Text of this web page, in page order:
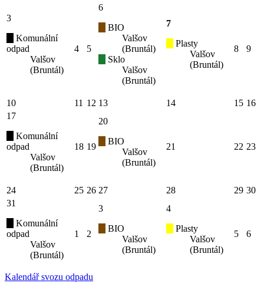
3
Komunální
odpad
Valšov
(Bruntál)
4 5
6
BIO
Valšov
(Bruntál)
Sklo
Valšov
(Bruntál)
7
Plasty
Valšov
(Bruntál)
8 9
10 11 12 13 14 15 16
17
Komunální
odpad
Valšov
(Bruntál)
18 19
20
BIO
Valšov
(Bruntál)
21 22 23
24 25 26 27 28 29 30
31
Komunální
odpad
Valšov
(Bruntál)
1 2
3
BIO
Valšov
(Bruntál)
4
Plasty
Valšov
(Bruntál)
5 6
Kalendář svozu odpadu